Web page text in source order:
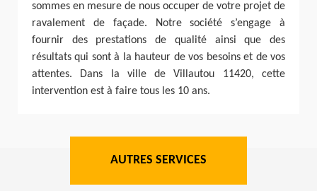
sommes en mesure de nous occuper de votre projet de
ravalement de façade. Notre société s’engage à
fournir des prestations de qualité ainsi que des
résultats qui sont à la hauteur de vos besoins et de vos
attentes. Dans la ville de Villautou 11420, cette
intervention est à faire tous les 10 ans.
AUTRES SERVICES